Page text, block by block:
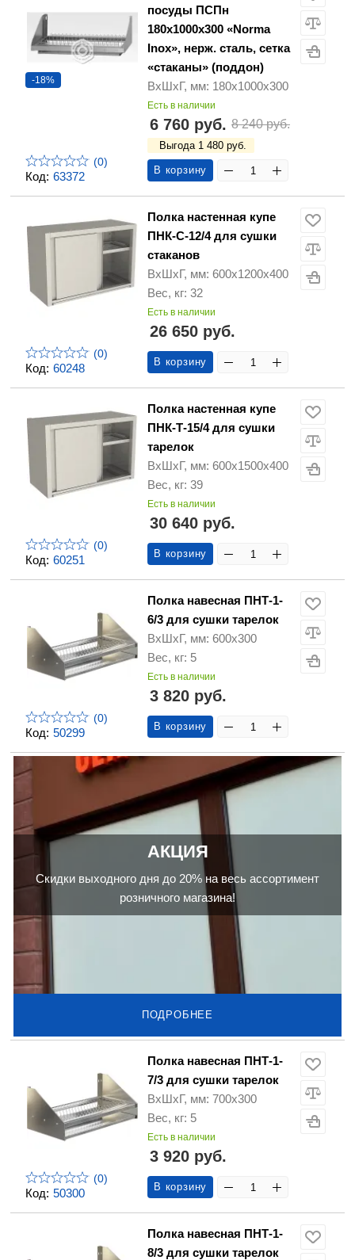
Код: 63372
-18%
(0)
посуды ПСПн
180х1000х300 «Norma
Inox», нерж. сталь, сетка
«стаканы» (поддон)
ВхШхГ, мм: 180х1000х300
Есть в наличии
6 760 руб. 8 240 руб.
Выгода 1 480 руб.
В корзину
Код: 60248
(0)
Полка настенная купе
ПНК-С-12/4 для сушки
стаканов
ВхШхГ, мм: 600х1200х400
Вес, кг: 32
Есть в наличии
26 650 руб.
В корзину
Код: 60251
(0)
Полка настенная купе
ПНК-Т-15/4 для сушки
тарелок
ВхШхГ, мм: 600х1500х400
Вес, кг: 39
Есть в наличии
30 640 руб.
В корзину
Код: 50299
(0)
Полка навесная ПНТ-1-
6/3 для сушки тарелок
ВхШхГ, мм: 600х300
Вес, кг: 5
Есть в наличии
3 820 руб.
В корзину
АКЦИЯ
Скидки выходного дня до 20% на весь ассортимент
розничного магазина!
ПОДРОБНЕЕ
Код: 50300
(0)
Полка навесная ПНТ-1-
7/3 для сушки тарелок
ВхШхГ, мм: 700х300
Вес, кг: 5
Есть в наличии
3 920 руб.
В корзину
Полка навесная ПНТ-1-
8/3 для сушки тарелок